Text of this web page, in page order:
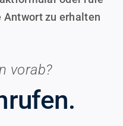
Antwort zu erhalten
vorab?